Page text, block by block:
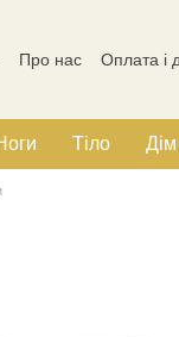
Про нас Оплата і
Тіло Дім